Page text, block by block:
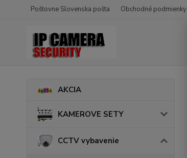
Poštovne Slovenska pošta Obchodné podmienky
AKCIA
KAMEROVE SETY
CCTV vybavenie